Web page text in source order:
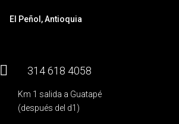
El Peñol, Antioquia
 314 618 4058
Km 1 salida a Guatapé
(después del d1)